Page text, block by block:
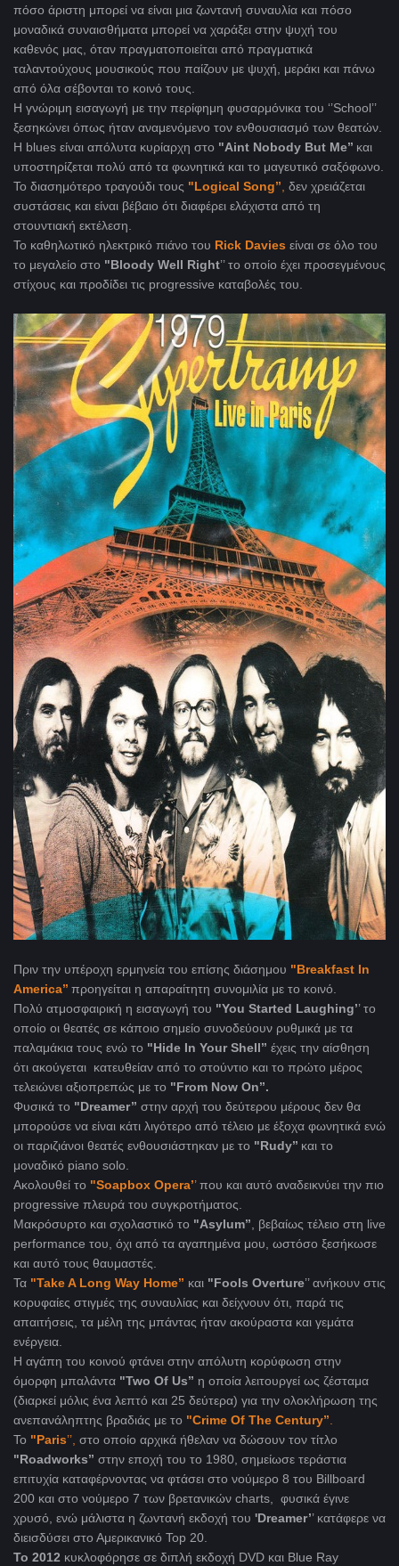
πόσο άριστη μπορεί να είναι μια ζωντανή συναυλία και πόσο
μοναδικά συναισθήματα μπορεί να χαράξει στην ψυχή του
καθενός μας, όταν πραγματοποιείται από πραγματικά
ταλαντούχους μουσικούς που παίζουν με ψυχή, μεράκι και πάνω
από όλα σέβονται το κοινό τους.
Η γνώριμη εισαγωγή με την περίφημη φυσαρμόνικα του ‘’School’’
ξεσηκώνει όπως ήταν αναμενόμενο τον ενθουσιασμό των θεατών.
Η blues είναι απόλυτα κυρίαρχη στο "Aint Nobody But Me’’ και
υποστηρίζεται πολύ από τα φωνητικά και το μαγευτικό σαξόφωνο.
Το διασημότερο τραγούδι τους "Logical Song’’, δεν χρειάζεται
συστάσεις και είναι βέβαιο ότι διαφέρει ελάχιστα από τη
στουντιακή εκτέλεση.
To καθηλωτικό ηλεκτρικό πιάνο του Rick Davies είναι σε όλο του
το μεγαλείο στο "Bloody Well Right’’ το οποίο έχει προσεγμένους
στίχους και προδίδει τις progressive καταβολές του.
Πριν την υπέροχη ερμηνεία του επίσης διάσημου "Breakfast In
America’’ προηγείται η απαραίτητη συνομιλία με το κοινό.
Πολύ ατμοσφαιρική η εισαγωγή του "You Started Laughing’’ το
οποίο οι θεατές σε κάποιο σημείο συνοδεύουν ρυθμικά με τα
παλαμάκια τους ενώ το "Hide In Your Shell’’ έχεις την αίσθηση
ότι ακούγεται κατευθείαν από το στούντιο και το πρώτο μέρος
τελειώνει αξιοπρεπώς με το "From Now On’’.
Φυσικά το "Dreamer’’ στην αρχή του δεύτερου μέρους δεν θα
μπορούσε να είναι κάτι λιγότερο από τέλειο με έξοχα φωνητικά ενώ
οι παριζιάνοι θεατές ενθουσιάστηκαν με το "Rudy’’ και το
μοναδικό piano solo.
Ακολουθεί το "Soapbox Opera’’που και αυτό αναδεικνύει την πιο
progressive πλευρά του συγκροτήματος.
Μακρόσυρτο και σχολαστικό το "Asylum’’, βεβαίως τέλειο στη live
performance του, όχι από τα αγαπημένα μου, ωστόσο ξεσήκωσε
και αυτό τους θαυμαστές.
Τα "Take A Long Way Home’’ και "Fools Overture’’ ανήκουν στις
κορυφαίες στιγμές της συναυλίας και δείχνουν ότι, παρά τις
απαιτήσεις, τα μέλη της μπάντας ήταν ακούραστα και γεμάτα
ενέργεια.
Η αγάπη του κοινού φτάνει στην απόλυτη κορύφωση στην
όμορφη μπαλάντα "Two Of Us’’ η οποία λειτουργεί ως ζέσταμα
(διαρκεί μόλις ένα λεπτό και 25 δεύτερα) για την ολοκλήρωση της
ανεπανάληπτης βραδιάς με το "Crime Of The Century”.
To "Paris’’, στο oποίο αρχικά ήθελαν να δώσουν τον τίτλο
"Roadworks’’ στην εποχή του το 1980, σημείωσε τεράστια
επιτυχία καταφέρνοντας να φτάσει στο νούμερο 8 του Billboard
200 και στο νούμερο 7 των βρετανικών charts, φυσικά έγινε
χρυσό, ενώ μάλιστα η ζωντανή εκδοχή του 'Dreamer’’ κατάφερε να
διεισδύσει στο Αμερικανικό Top 20.
To 2012 κυκλοφόρησε σε διπλή εκδοχή DVD και Blue Ray